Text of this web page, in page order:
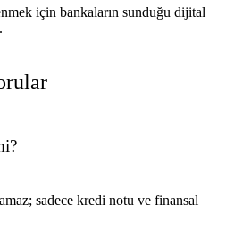
için bankaların sunduğu dijital
sadece kredi notu ve finansal